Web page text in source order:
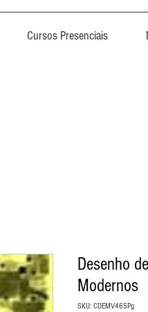
Cursos Presenciais
Desenho
Modernos
SKU: CDEMV465Pg